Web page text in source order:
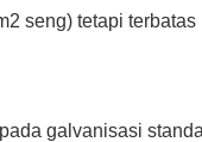
seng) tetapi
galvanisasi